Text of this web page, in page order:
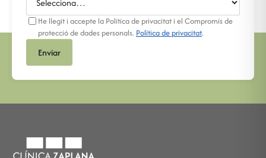
He llegit i accepte la Política de privacitat i el Compromís de
protecció de dades personals. Política de privacitat.
Enviar